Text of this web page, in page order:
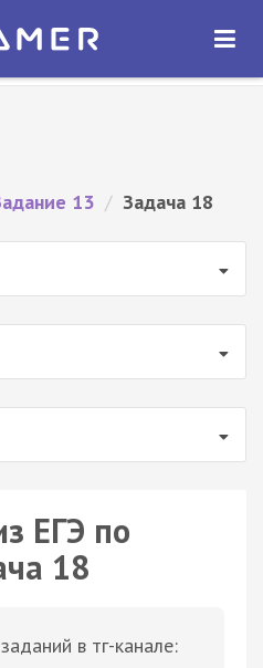
ОТКРЫТЬ
13 / Задача 18
ЕГЭ по
18
в тг-канале: